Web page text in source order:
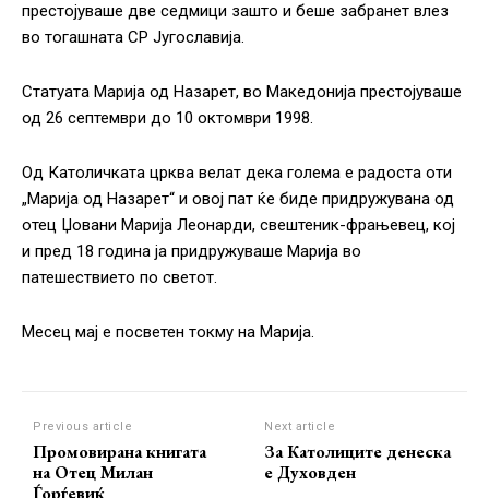
престојуваше две седмици зашто и беше забранет влез
во тогашната СР Југославија.
Статуата Марија од Назарет, во Македонија престојуваше
од 26 септември до 10 октомври 1998.
Од Католичката црква велат дека голема е радоста оти
„Марија од Назарет“ и овој пат ќе биде придружувана од
отец Џовани Марија Леонарди, свештеник-фрањевец, кој
и пред 18 година ја придружуваше Марија во
патешествието по светот.
Месец мај е посветен токму на Марија.
Previous article
Промовирана книгата
на Отец Милан
Next article
За Католиците денеска
е Духовден